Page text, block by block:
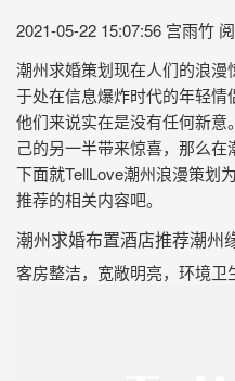
2021-05-22 15:07:56 宫雨竹
潮州求婚策划现在人们的浪
于处在信息爆炸时代的年轻
他们来说实在是没有任何新
己的另一半带来惊喜，那么在
下面就TellLove潮州浪漫策划
推荐的相关内容吧。
潮州求婚布置酒店推荐潮州
客房整洁，宽敞明亮，环境卫